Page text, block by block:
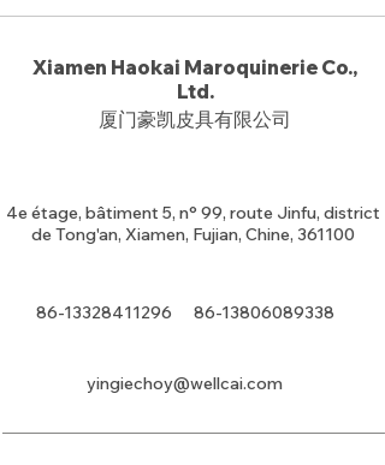
Xiamen Haokai Maroquinerie Co.,
Ltd.
厦门豪凯皮具有限公司
4e étage, bâtiment 5, n° 99, route Jinfu, district
de Tong'an, Xiamen, Fujian, Chine, 361100
86-13328411296 86-13806089338
yingiechoy@wellcai.com